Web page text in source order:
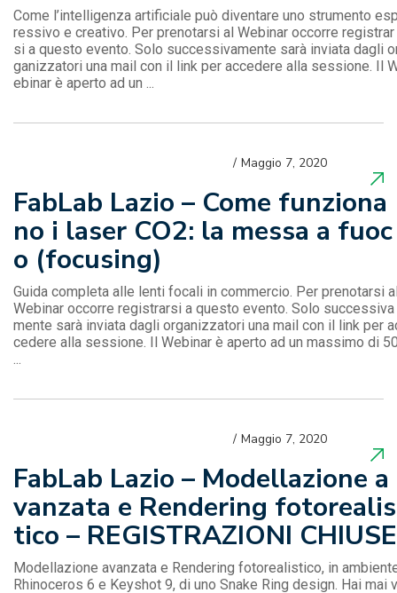
Come l’intelligenza artificiale può diventare uno strumento
ressivo e creativo. Per prenotarsi al Webinar occorre registrar
si a questo evento. Solo successivamente sarà inviata dagli
ganizzatori una mail con il link per accedere alla sessione. Il
ebinar è aperto ad un ...
FabLab Lazio – Come funziona
no i laser CO2: la messa a fuoc
o (focusing)
Maggio 7, 2020
Guida completa alle lenti focali in commercio. Per prenotarsi
Webinar occorre registrarsi a questo evento. Solo successiva
mente sarà inviata dagli organizzatori una mail con il link per
cedere alla sessione. Il Webinar è aperto ad un massimo di
...
FabLab Lazio – Modellazione a
vanzata e Rendering fotorealis
tico – REGISTRAZIONI CHIUSE
Maggio 7, 2020
Modellazione avanzata e Rendering fotorealistico, in
Rhinoceros 6 e Keyshot 9, di uno Snake Ring design. Hai mai